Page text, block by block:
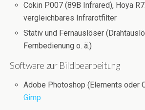
Cokin P007 (89B Infrared), Hoya
vergleichbares Infrarotfilter
Stativ und Fernauslöser
Fernbedienung o. ä.)
Software zur Bildbearbeitung
Adobe Photoshop (Elements oder
Gimp